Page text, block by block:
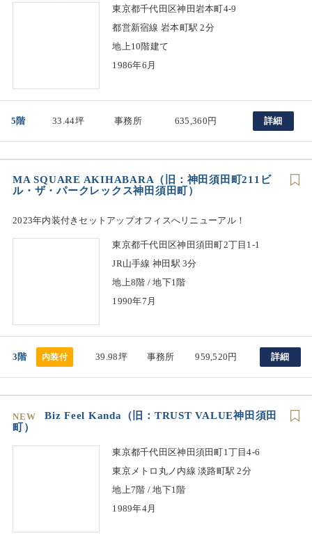
東京都千代田区神田岩本町4-9
都営新宿線 岩本町駅 2分
地上10階建て
1986年6月
5階 33.44坪 事務所 635,360円 詳細
MA SQUARE AKIHABARA（旧：神田須田町211ビ
ル・ザ・パークレックス神田須田町）
2023年内装付きセットアップオフィスへリニューアル！
東京都千代田区神田須田町2丁目1-1
JR山手線 神田駅 3分
地上8階 / 地下1階
1990年7月
3階 内装付 39.98坪 事務所 959,520円 詳細
NEW
Biz Feel Kanda（旧：TRUST VALUE神田須田
町）
東京都千代田区神田須田町1丁目4-6
東京メトロ丸ノ内線 淡路町駅 2分
地上7階 / 地下1階
1989年4月